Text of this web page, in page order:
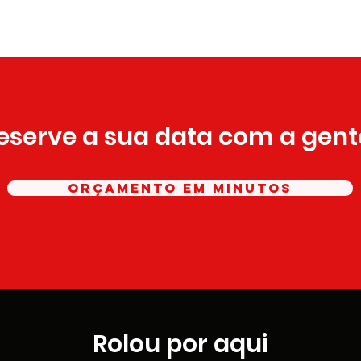
a sua data com a
ORÇAMENTO EM MINUTOS
Rolou por aqui